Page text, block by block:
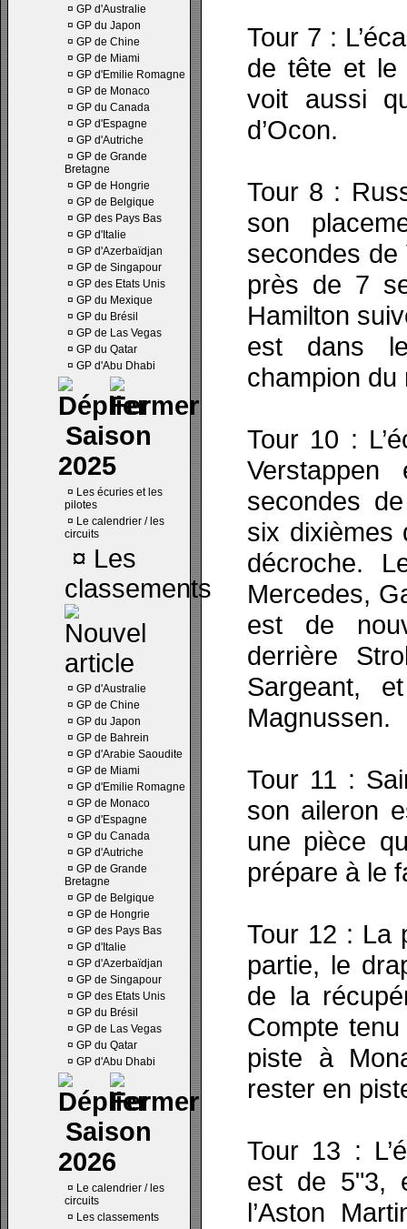
¤ GP d'Australie
¤ GP du Japon
¤ GP de Chine
¤ GP de Miami
¤ GP d'Emilie Romagne
¤ GP de Monaco
¤ GP du Canada
¤ GP d'Espagne
¤ GP d'Autriche
¤ GP de Grande
Bretagne
¤ GP de Hongrie
¤ GP de Belgique
¤ GP des Pays Bas
¤ GP d'Italie
¤ GP d'Azerbaïdjan
¤ GP de Singapour
¤ GP des Etats Unis
¤ GP du Mexique
¤ GP du Brésil
¤ GP de Las Vegas
¤ GP du Qatar
¤ GP d'Abu Dhabi
Saison
2025
¤ Les écuries et les
pilotes
¤ Le calendrier / les
circuits
¤ Les
classements
¤ GP d'Australie
¤ GP de Chine
¤ GP du Japon
¤ GP de Bahrein
¤ GP d'Arabie Saoudite
¤ GP de Miami
¤ GP d'Emilie Romagne
¤ GP de Monaco
¤ GP d'Espagne
¤ GP du Canada
¤ GP d'Autriche
¤ GP de Grande
Bretagne
¤ GP de Belgique
¤ GP de Hongrie
¤ GP des Pays Bas
¤ GP d'Italie
¤ GP d'Azerbaïdjan
¤ GP de Singapour
¤ GP des Etats Unis
¤ GP du Brésil
¤ GP de Las Vegas
¤ GP du Qatar
¤ GP d'Abu Dhabi
Saison
2026
¤ Le calendrier / les
circuits
¤ Les classements
Tour 7 :
de tête et le
voit aussi
d’Ocon.
Tour 8 :
son
secondes de
près de 7
Hamilton
est dans
champion du
Tour 10 :
secondes
six dixièmes
décroche.
Mercedes,
est de
derrière
Sargeant,
Magnussen.
Tour 11 :
son aileron
une pièce
prépare à le
Tour 12 : La
partie, le
de la
Compte
piste à
rester en
Tour 13 :
est de 5"3,
l’Aston